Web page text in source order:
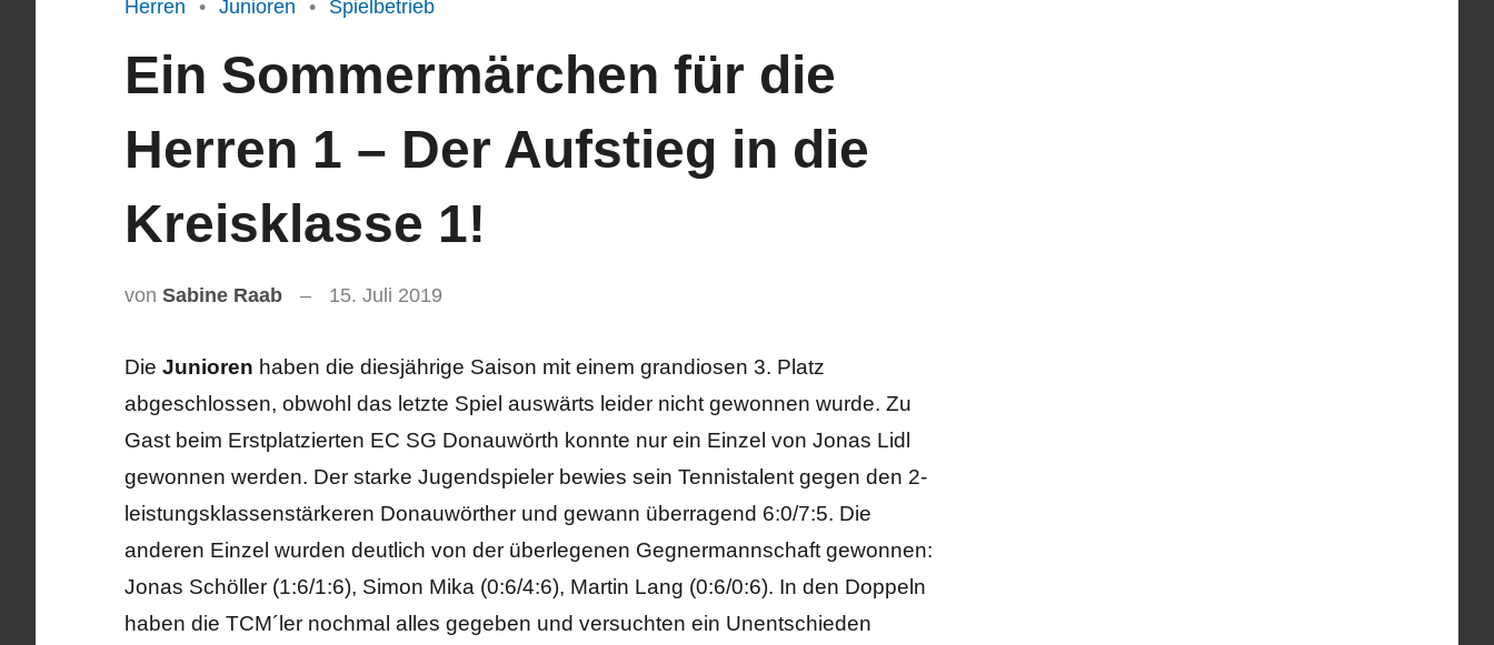
Herren Junioren Spielbetrieb
Ein Sommermärchen für die
Herren 1 – Der Aufstieg in die
Kreisklasse 1!
von Sabine Raab 15. Juli 2019
Die Junioren haben die diesjährige Saison mit einem grandiosen 3. Platz
abgeschlossen, obwohl das letzte Spiel auswärts leider nicht gewonnen wurde. Zu
Gast beim Erstplatzierten EC SG Donauwörth konnte nur ein Einzel von Jonas Lidl
gewonnen werden. Der starke Jugendspieler bewies sein Tennistalent gegen den 2-
leistungsklassenstärkeren Donauwörther und gewann überragend 6:0/7:5. Die
anderen Einzel wurden deutlich von der überlegenen Gegnermannschaft gewonnen:
Jonas Schöller (1:6/1:6), Simon Mika (0:6/4:6), Martin Lang (0:6/0:6). In den Doppeln
haben die TCM´ler nochmal alles gegeben und versuchten ein Unentschieden